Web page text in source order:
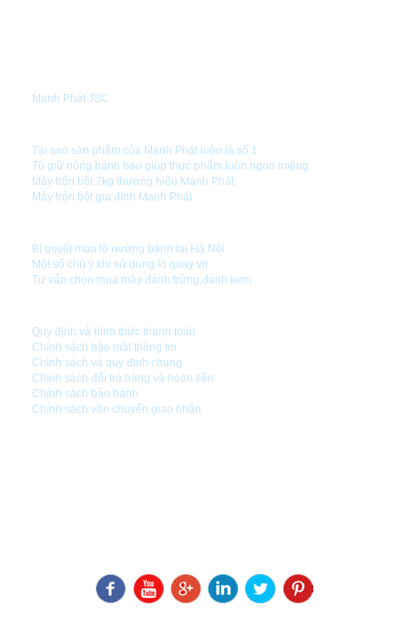
Mạnh Phát JSC
Tại sao sản phẩm của Mạnh Phát luôn là số 1
Tủ giữ nóng bánh bao giúp thực phẩm luôn ngon miệng
Máy trộn bột 7kg thương hiệu Mạnh Phát
Máy trộn bột gia đình Mạnh Phát
Bí quyết mua lò nướng bánh tại Hà Nội
Một số chú ý khi sử dụng lò quay vịt
Tư vấn chọn mua máy đánh trứng,đánh kem
Quy định và hình thức thanh toán
Chính sách bảo mật thông tin
Chính sách và quy định chung
Chính sách đổi trả hàng và hoàn tiền
Chính sách bảo hành
Chính sách vận chuyển giao nhận